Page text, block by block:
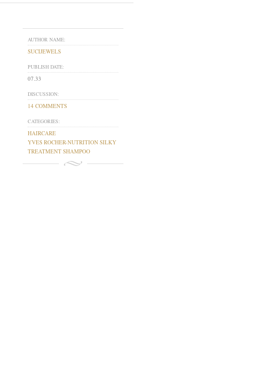
AUTHOR NAME:
SUCIJEWELS
PUBLISH DATE:
07.33
DISCUSSION:
14 COMMENTS
CATEGORIES:
HAIRCARE
YVES ROCHER-NUTRITION SILKY
TREATMENT SHAMPOO